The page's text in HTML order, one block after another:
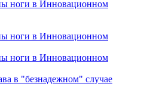
в "безнадежном" случае